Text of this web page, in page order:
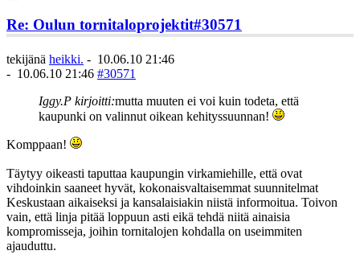
Re: Oulun tornitaloprojektit#30571
tekijänä heikki. - 10.06.10 21:46
- 10.06.10 21:46 #30571
Iggy.P kirjoitti:mutta muuten ei voi kuin todeta, että
kaupunki on valinnut oikean kehityssuunnan!
Komppaan!
Täytyy oikeasti taputtaa kaupungin virkamiehille, että ovat
vihdoinkin saaneet hyvät, kokonaisvaltaisemmat suunnitelmat
Keskustaan aikaiseksi ja kansalaisiakin niistä informoitua. Toivon
vain, että linja pitää loppuun asti eikä tehdä niitä ainaisia
kompromisseja, joihin tornitalojen kohdalla on useimmiten
ajauduttu.